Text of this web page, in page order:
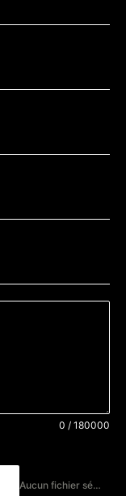
0 / 180000
Aucun fichier sélectionné